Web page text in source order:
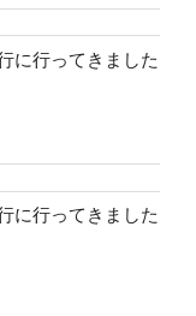
に行ってきました
に行ってきました